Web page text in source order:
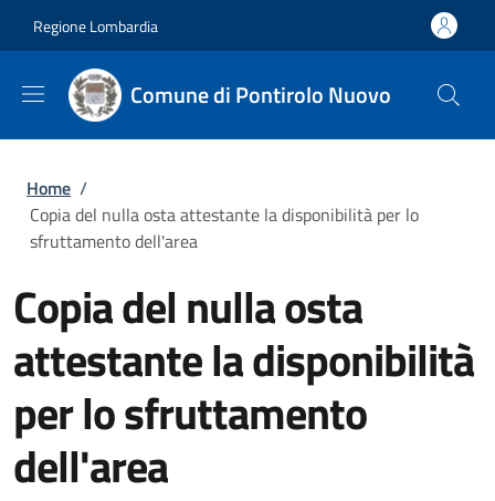
Regione Lombardia
Comune di Pontirolo Nuovo
Briciole di pane
Home /
Copia del nulla osta attestante la disponibilità per lo
sfruttamento dell'area
Copia del nulla osta
attestante la disponibilità
per lo sfruttamento
dell'area